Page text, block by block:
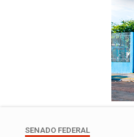
SENADO FEDERAL